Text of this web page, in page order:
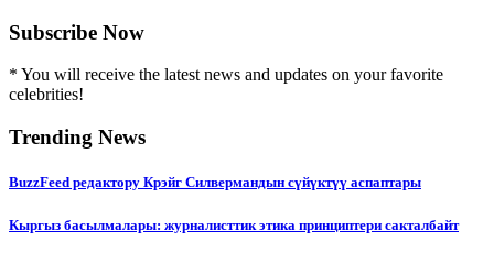
Subscribe Now
* You will receive the latest news and updates on your favorite
celebrities!
Trending News
BuzzFeed редактору Крэйг Силвермандын сүйүктүү аспаптары
Кыргыз басылмалары: журналисттик этика принциптери сакталбайт